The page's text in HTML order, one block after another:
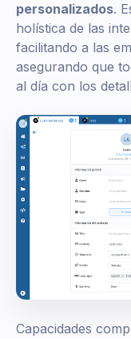
personalizados.
holística de las
facilitando a las
asegurando que
al día con los
Capacidades